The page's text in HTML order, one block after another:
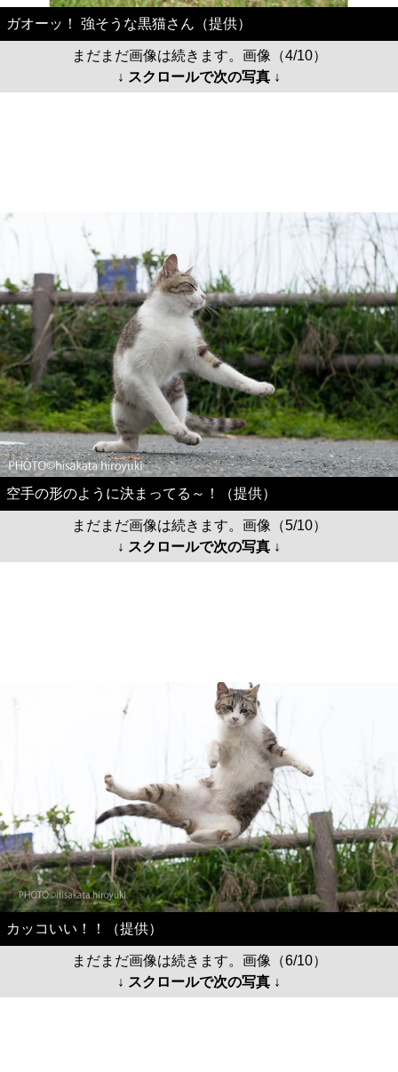
ガオーッ！ 強そうな黒猫さん（提供）
まだまだ画像は続きます。画像（4/10）
↓ スクロールで次の写真 ↓
空手の形のように決まってる～！（提供）
まだまだ画像は続きます。画像（5/10）
↓ スクロールで次の写真 ↓
カッコいい！！（提供）
まだまだ画像は続きます。画像（6/10）
↓ スクロールで次の写真 ↓